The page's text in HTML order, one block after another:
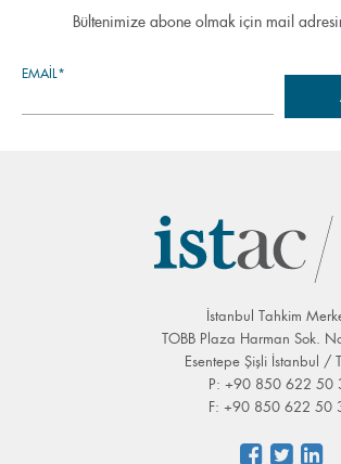
Bültenimize abone olmak için mail
EMAIL*
İstanbul Tahkim
TOBB Plaza Harman Sok.
Esentepe Şişli İstanbul /
P: +90 850 622 50
F: +90 850 622 50